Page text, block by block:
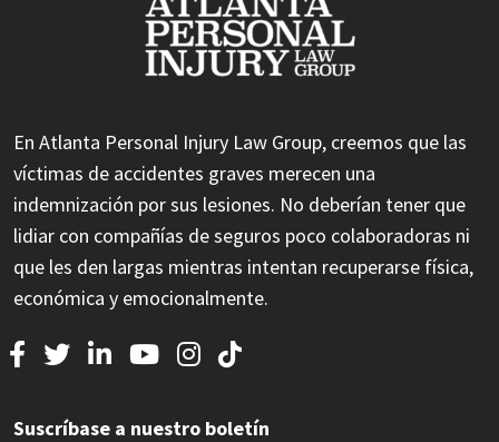
En Atlanta Personal Injury Law Group, creemos que las
víctimas de accidentes graves merecen una
indemnización por sus lesiones. No deberían tener que
lidiar con compañías de seguros poco colaboradoras ni
que les den largas mientras intentan recuperarse física,
económica y emocionalmente.
Suscríbase a nuestro boletín